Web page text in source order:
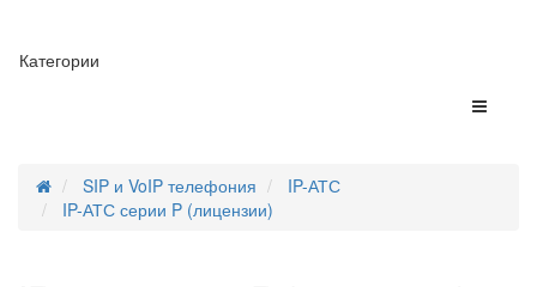
Категории
SIP и VoIP телефония
IP-АТС
IP-АТС серии P (лицензии)